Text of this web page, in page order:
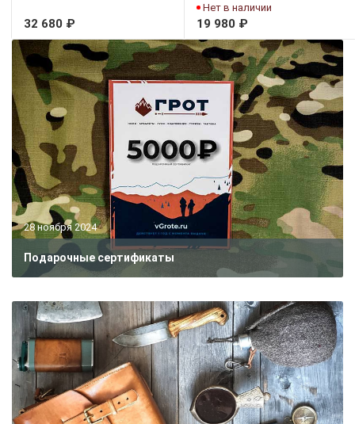
32 680 ₽
Нет в наличии
19 980 ₽
28 ноября 2024
Подарочные сертификаты